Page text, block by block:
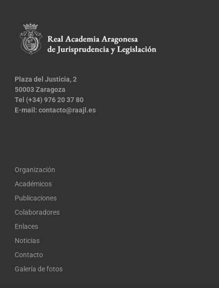
Plaza del Justicia, 2
50003 Zaragoza
Tel (+34) 976 20 37 80
E-mail: contacto@raajl.es
Organización
Académicos
Publicaciones
Colaboradores
Enlaces
Noticias
Contacto
Galería de fotos